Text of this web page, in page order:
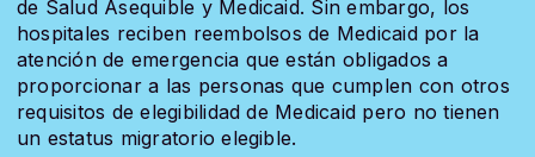
de Salud Asequible y Medicaid. Sin embargo, los
hospitales reciben reembolsos de Medicaid por la
atención de emergencia que están obligados a
proporcionar a las personas que cumplen con otros
requisitos de elegibilidad de Medicaid pero no tienen
un estatus migratorio elegible.